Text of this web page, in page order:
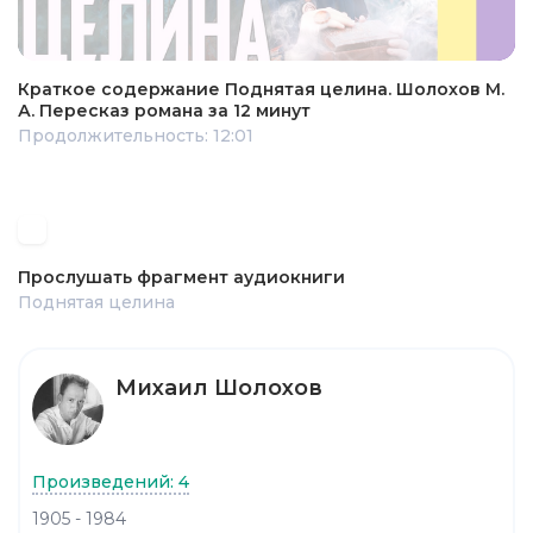
Краткое содержание Поднятая целина. Шолохов М.
А. Пересказ романа за 12 минут
Продолжительность: 12:01
Прослушать фрагмент аудиокниги
Поднятая целина
Михаил Шолохов
Произведений: 4
1905 - 1984